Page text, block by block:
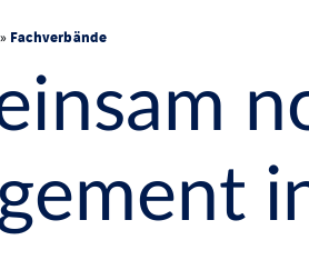
» Fachverbände